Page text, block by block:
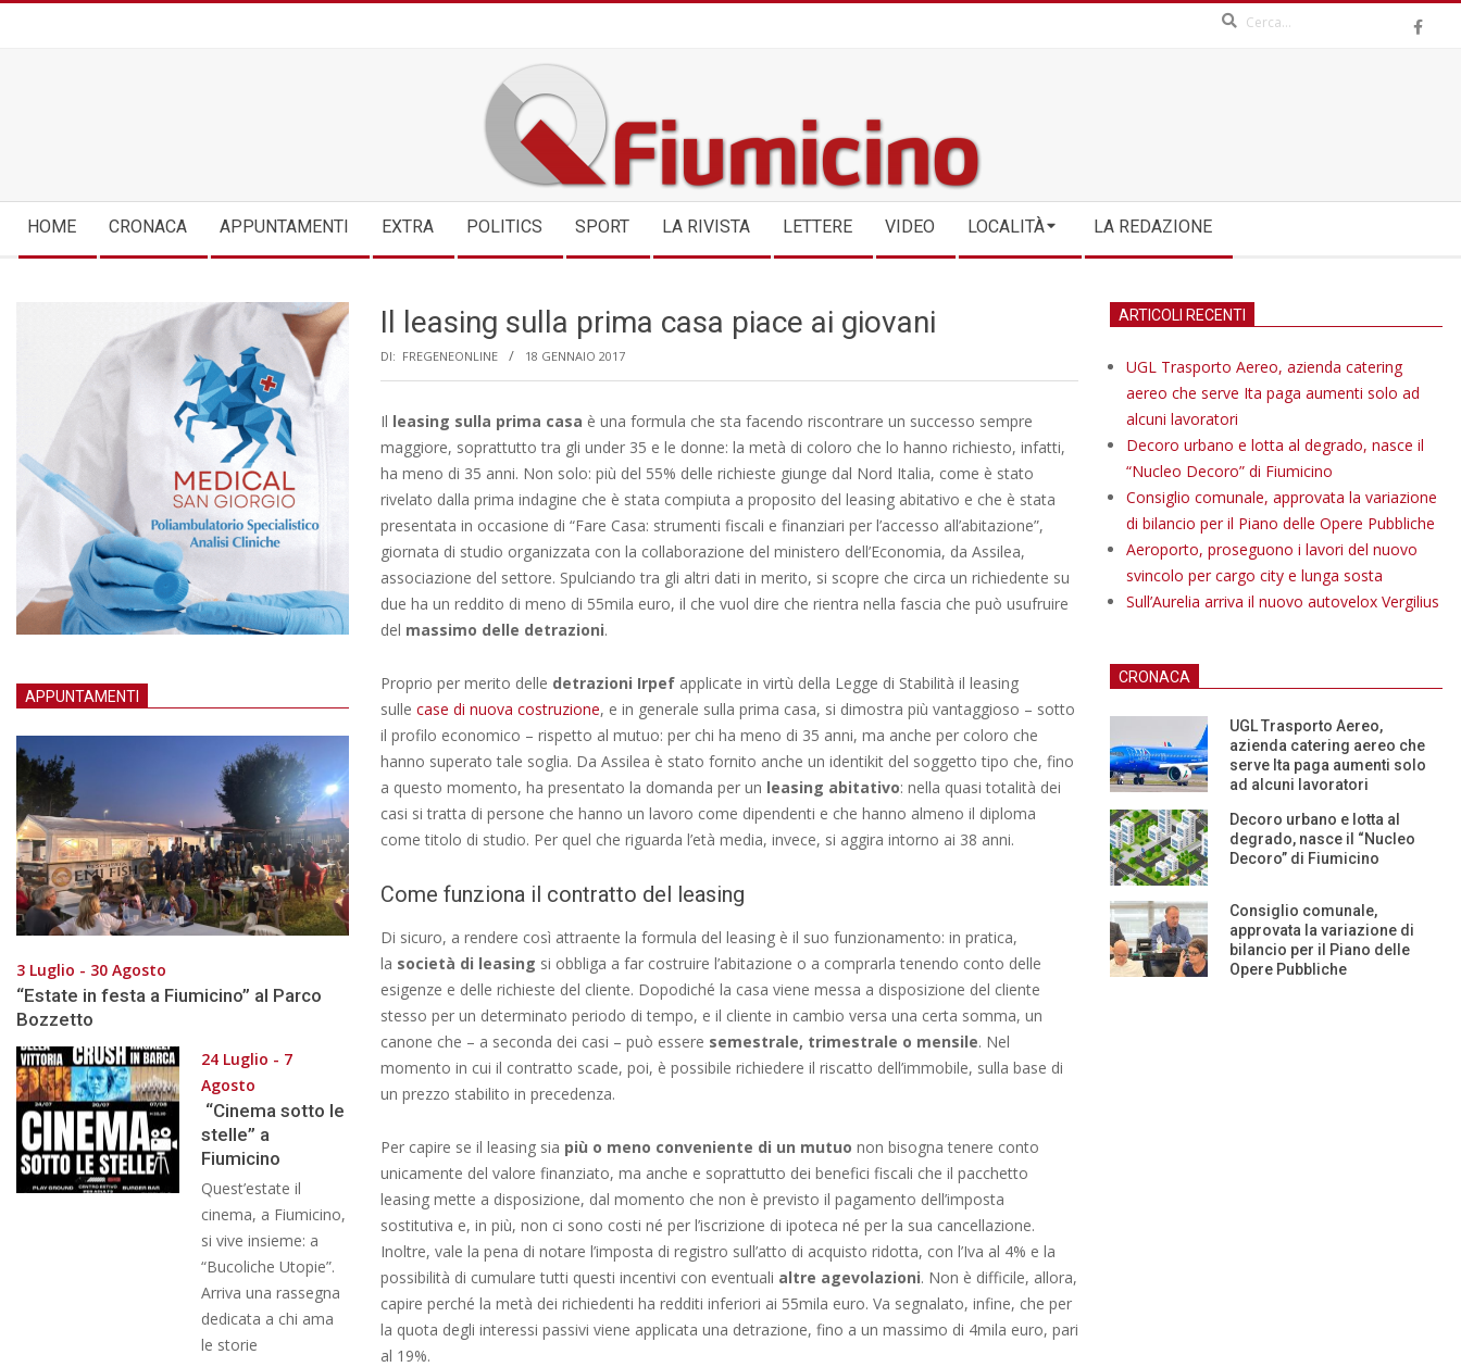
QFIUMICINO.COM
Navigation
Menu
HOME CRONACA APPUNTAMENTI EXTRA POLITICS SPORT LA RIVISTA LETTERE VIDEO LOCALITÀ LA REDAZIONE
Il leasing sulla prima casa piace ai giovani
DI: FREGENEONLINE 18 GENNAIO 2017
Il leasing sulla prima casa è una formula che sta facendo riscontrare un successo sempre
maggiore, soprattutto tra gli under 35 e le donne: la metà di coloro che lo hanno richiesto, infatti,
ha meno di 35 anni. Non solo: più del 55% delle richieste giunge dal Nord Italia, come è stato
rivelato dalla prima indagine che è stata compiuta a proposito del leasing abitativo e che è stata
presentata in occasione di “Fare Casa: strumenti fiscali e finanziari per l’accesso all’abitazione”,
giornata di studio organizzata con la collaborazione del ministero dell’Economia, da Assilea,
associazione del settore. Spulciando tra gli altri dati in merito, si scopre che circa un richiedente su
due ha un reddito di meno di 55mila euro, il che vuol dire che rientra nella fascia che può usufruire
del massimo delle detrazioni.
Proprio per merito delle detrazioni Irpef applicate in virtù della Legge di Stabilità il leasing
sulle case di nuova costruzione, e in generale sulla prima casa, si dimostra più vantaggioso – sotto
il profilo economico – rispetto al mutuo: per chi ha meno di 35 anni, ma anche per coloro che
hanno superato tale soglia. Da Assilea è stato fornito anche un identikit del soggetto tipo che, fino
a questo momento, ha presentato la domanda per un leasing abitativo: nella quasi totalità dei
casi si tratta di persone che hanno un lavoro come dipendenti e che hanno almeno il diploma
come titolo di studio. Per quel che riguarda l’età media, invece, si aggira intorno ai 38 anni.
Come funziona il contratto del leasing
Di sicuro, a rendere così attraente la formula del leasing è il suo funzionamento: in pratica,
la società di leasing si obbliga a far costruire l’abitazione o a comprarla tenendo conto delle
esigenze e delle richieste del cliente. Dopodiché la casa viene messa a disposizione del cliente
stesso per un determinato periodo di tempo, e il cliente in cambio versa una certa somma, un
canone che – a seconda dei casi – può essere semestrale, trimestrale o mensile. Nel
momento in cui il contratto scade, poi, è possibile richiedere il riscatto dell’immobile, sulla base di
un prezzo stabilito in precedenza.
Per capire se il leasing sia più o meno conveniente di un mutuo non bisogna tenere conto
unicamente del valore finanziato, ma anche e soprattutto dei benefici fiscali che il pacchetto
leasing mette a disposizione, dal momento che non è previsto il pagamento dell’imposta
sostitutiva e, in più, non ci sono costi né per l’iscrizione di ipoteca né per la sua cancellazione.
Inoltre, vale la pena di notare l’imposta di registro sull’atto di acquisto ridotta, con l’Iva al 4% e la
possibilità di cumulare tutti questi incentivi con eventuali altre agevolazioni. Non è difficile, allora,
capire perché la metà dei richiedenti ha redditi inferiori ai 55mila euro. Va segnalato, infine, che per
la quota degli interessi passivi viene applicata una detrazione, fino a un massimo di 4mila euro, pari
al 19%.
APPUNTAMENTI
3 Luglio - 30 Agosto
“Estate in festa a Fiumicino” al Parco
Bozzetto
24 Luglio - 7
Agosto
“Cinema sotto le
stelle” a
Fiumicino
Quest’estate il
cinema, a Fiumicino,
si vive insieme: a
“Bucoliche Utopie”.
Arriva una rassegna
dedicata a chi ama
le storie
ARTICOLI RECENTI
UGL Trasporto Aereo, azienda catering
aereo che serve Ita paga aumenti solo ad
alcuni lavoratori
Decoro urbano e lotta al degrado, nasce il
“Nucleo Decoro” di Fiumicino
Consiglio comunale, approvata la variazione
di bilancio per il Piano delle Opere Pubbliche
Aeroporto, proseguono i lavori del nuovo
svincolo per cargo city e lunga sosta
Sull’Aurelia arriva il nuovo autovelox Vergilius
CRONACA
UGL Trasporto Aereo,
azienda catering aereo che
serve Ita paga aumenti solo
ad alcuni lavoratori
Decoro urbano e lotta al
degrado, nasce il “Nucleo
Decoro” di Fiumicino
Consiglio comunale,
approvata la variazione di
bilancio per il Piano delle
Opere Pubbliche